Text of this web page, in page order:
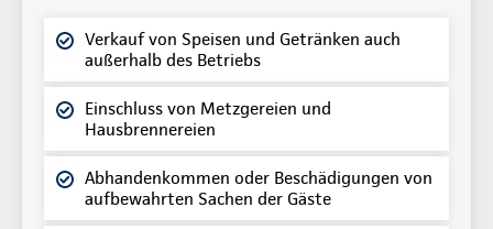
Verkauf von Speisen und Getränken auch
außerhalb des Betriebs
Einschluss von Metzgereien und
Hausbrennereien
Abhandenkommen oder Beschädigungen von
aufbewahrten Sachen der Gäste